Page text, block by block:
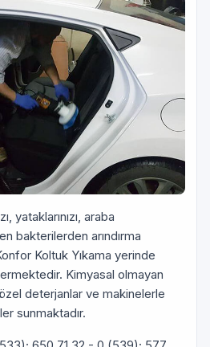
yataklarınızı, araba
bakterilerden arındırma
Koltuk Yıkama yerinde
Kimyasal olmayan
deterjanlar ve makinelerle
sunmaktadır.